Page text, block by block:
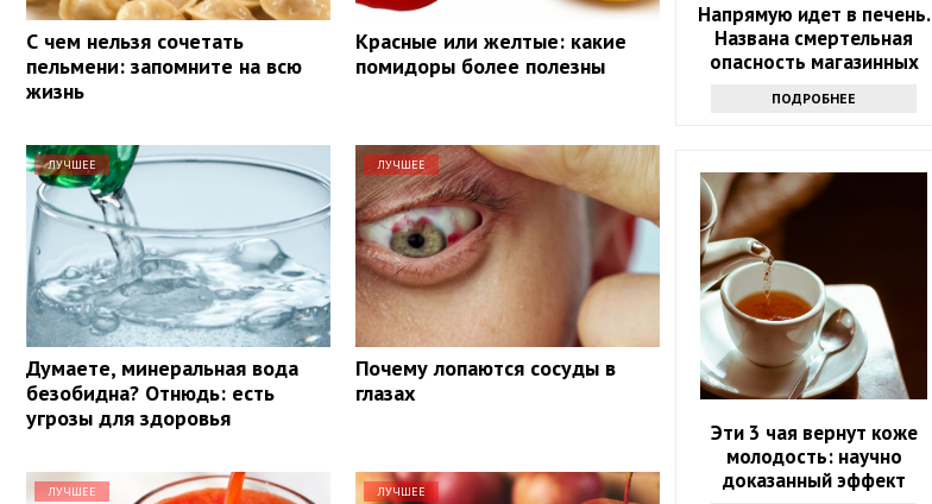
С чем нельзя сочетать
пельмени: запомните на всю
жизнь
Красные или желтые: какие
помидоры более полезны
ЛУЧШЕЕ
Думаете, минеральная вода
безобидна? Отнюдь: есть
угрозы для здоровья
ЛУЧШЕЕ
Почему лопаются сосуды в
глазах
ЛУЧШЕЕ ЛУЧШЕЕ
Напрямую идет в печень.
Названа смертельная
опасность магазинных
ПОДРОБНЕЕ
Эти 3 чая вернут коже
молодость: научно
доказанный эффект